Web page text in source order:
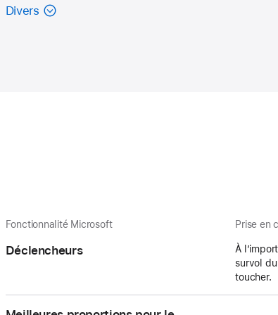
Divers
Fonctionnalité Microsoft Prise en
Déclencheurs
À
survol
toucher.